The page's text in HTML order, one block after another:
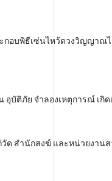
กอบพิธีเซ่นไหว้ดวงวิญญาณ
อุบัติภัย จำลองเหตุการณ์ เกิ
ด สำนักสงฆ์ และหน่วยงาน